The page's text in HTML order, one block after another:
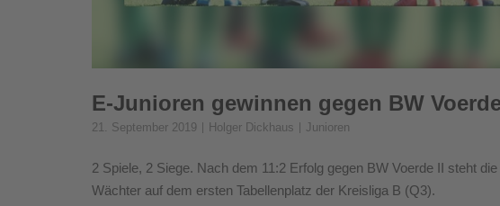
E-Junioren gewinnen gegen BW
21. September 2019 Holger Dickhaus Junioren
2 Spiele, 2 Siege. Nach dem 11:2 Erfolg gegen BW Voerde II steht
Wächter auf dem ersten Tabellenplatz der Kreisliga B (Q3).